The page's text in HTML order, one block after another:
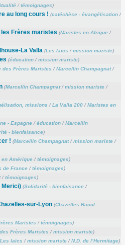
/témoignages)
au long cours ! (catéchèse - évangélisation/
les Frères maristes (Maristes en Afrique/
La Valla (Les laïcs /mission mariste)
(éducation/mission mariste)
des Frères Maristes /Marcellin Champagnat/
(Marcellin Champagnat/mission mariste/
missions /La Valla 200/Maristes en
- Espagne/éducation/Marcellin
- bienfaisance)
! (Marcellin Champagnat/mission mariste/
Amérique/témoignages)
de France/témoignages)
/témoignages)
Merici) (Solidarité - bienfaisance/
sur-Lyon (Chazelles Raoul
Maristes /témoignages)
Frères Maristes /mission mariste)
Les laïcs /mission mariste/N.D. de l’Hermitage)